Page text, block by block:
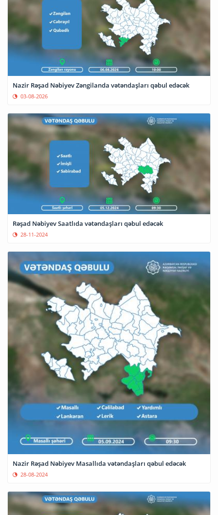
Nazir Rəşad Nəbiyev Zəngilanda vətəndaşları qəbul edəcək
03-08-2026
Rəşad Nəbiyev Saatlıda vətəndaşları qəbul edəcək
28-11-2024
Nazir Rəşad Nəbiyev Masallıda vətəndaşları qəbul edəcək
28-08-2024